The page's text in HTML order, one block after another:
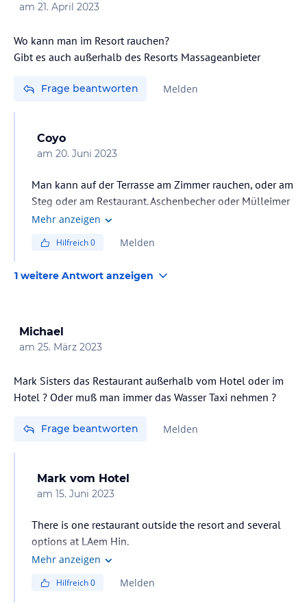
am 21. April 2023
Wo kann man im Resort rauchen?
Gibt es auch außerhalb des Resorts Massageanbieter
Frage beantworten Melden
Coyo
am 20. Juni 2023
Man kann auf der Terrasse am Zimmer rauchen, oder am
Steg oder am Restaurant. Aschenbecher oder Mülleimer
gibt es leider keine in der gesamten Anlage.
Mehr anzeigen
Hilfreich0 Melden
1 weitere Antwort anzeigen
Michael
am 25. März 2023
Mark Sisters das Restaurant außerhalb vom Hotel oder im
Hotel ? Oder muß man immer das Wasser Taxi nehmen ?
Frage beantworten Melden
Mark vom Hotel
am 15. Juni 2023
There is one restaurant outside the resort and several
options at LAem Hin.
Mehr anzeigen
Hilfreich0 Melden